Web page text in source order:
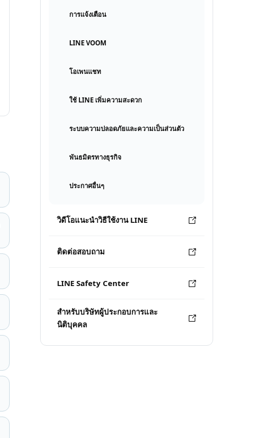
การแจ้งเตือน
LINE VOOM
โอเพนแชท
ใช้ LINE เพิ่มความสะดวก
ระบบความปลอดภัยและความเป็นส่วนตัว
พันธมิตรทางธุรกิจ
ประกาศอื่นๆ
วิดีโอแนะนำวิธีใช้งาน LINE
ติดต่อสอบถาม
LINE Safety Center
สำหรับบริษัทผู้ประกอบการและ
นิติบุคคล